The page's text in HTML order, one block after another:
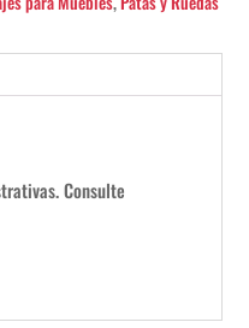
Consulte